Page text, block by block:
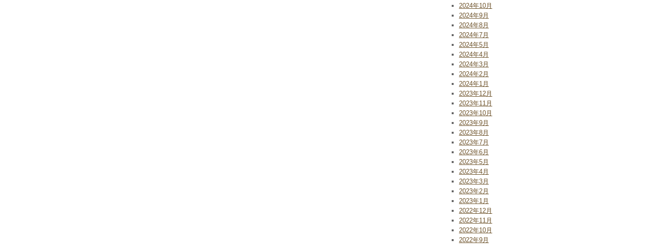
2024年10月
2024年9月
2024年8月
2024年7月
2024年5月
2024年4月
2024年3月
2024年2月
2024年1月
2023年12月
2023年11月
2023年10月
2023年9月
2023年8月
2023年7月
2023年6月
2023年5月
2023年4月
2023年3月
2023年2月
2023年1月
2022年12月
2022年11月
2022年10月
2022年9月